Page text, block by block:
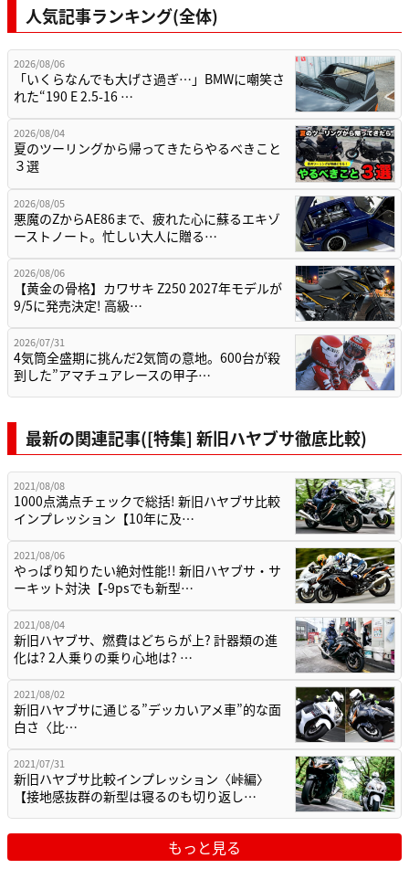
人気記事ランキング(全体)
2026/08/06
「いくらなんでも大げさ過ぎ…」BMWに嘲笑さ
れた“190 E 2.5-16 …
2026/08/04
夏のツーリングから帰ってきたらやるべきこと
３選
2026/08/05
悪魔のZからAE86まで、疲れた心に蘇るエキゾ
ーストノート。忙しい大人に贈る…
2026/08/06
【黄金の骨格】カワサキ Z250 2027年モデルが
9/5に発売決定! 高級…
2026/07/31
4気筒全盛期に挑んだ2気筒の意地。600台が殺
到した”アマチュアレースの甲子…
最新の関連記事([特集] 新旧ハヤブサ徹底比較)
2021/08/08
1000点満点チェックで総括! 新旧ハヤブサ比較
インプレッション【10年に及…
2021/08/06
やっぱり知りたい絶対性能!! 新旧ハヤブサ・サ
ーキット対決【-9psでも新型…
2021/08/04
新旧ハヤブサ、燃費はどちらが上? 計器類の進
化は? 2人乗りの乗り心地は? …
2021/08/02
新旧ハヤブサに通じる”デッカいアメ車”的な面
白さ〈比…
2021/07/31
新旧ハヤブサ比較インプレッション〈峠編〉
【接地感抜群の新型は寝るのも切り返し…
もっと見る